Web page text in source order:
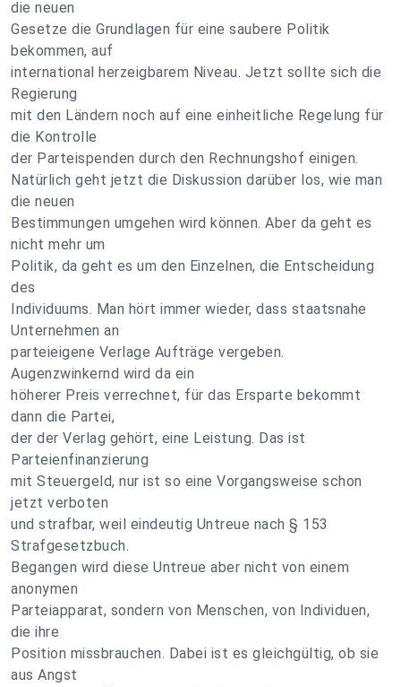
die neuen
Gesetze die Grundlagen für eine saubere Politik
bekommen, auf
international herzeigbarem Niveau. Jetzt sollte sich die
Regierung
mit den Ländern noch auf eine einheitliche Regelung für
die Kontrolle
der Parteispenden durch den Rechnungshof einigen.
Natürlich geht jetzt die Diskussion darüber los, wie man
die neuen
Bestimmungen umgehen wird können. Aber da geht es
nicht mehr um
Politik, da geht es um den Einzelnen, die Entscheidung
des
Individuums. Man hört immer wieder, dass staatsnahe
Unternehmen an
parteieigene Verlage Aufträge vergeben.
Augenzwinkernd wird da ein
höherer Preis verrechnet, für das Ersparte bekommt
dann die Partei,
der der Verlag gehört, eine Leistung. Das ist
Parteienfinanzierung
mit Steuergeld, nur ist so eine Vorgangsweise schon
jetzt verboten
und strafbar, weil eindeutig Untreue nach § 153
Strafgesetzbuch.
Begangen wird diese Untreue aber nicht von einem
anonymen
Parteiapparat, sondern von Menschen, von Individuen,
die ihre
Position missbrauchen. Dabei ist es gleichgültig, ob sie
aus Angst